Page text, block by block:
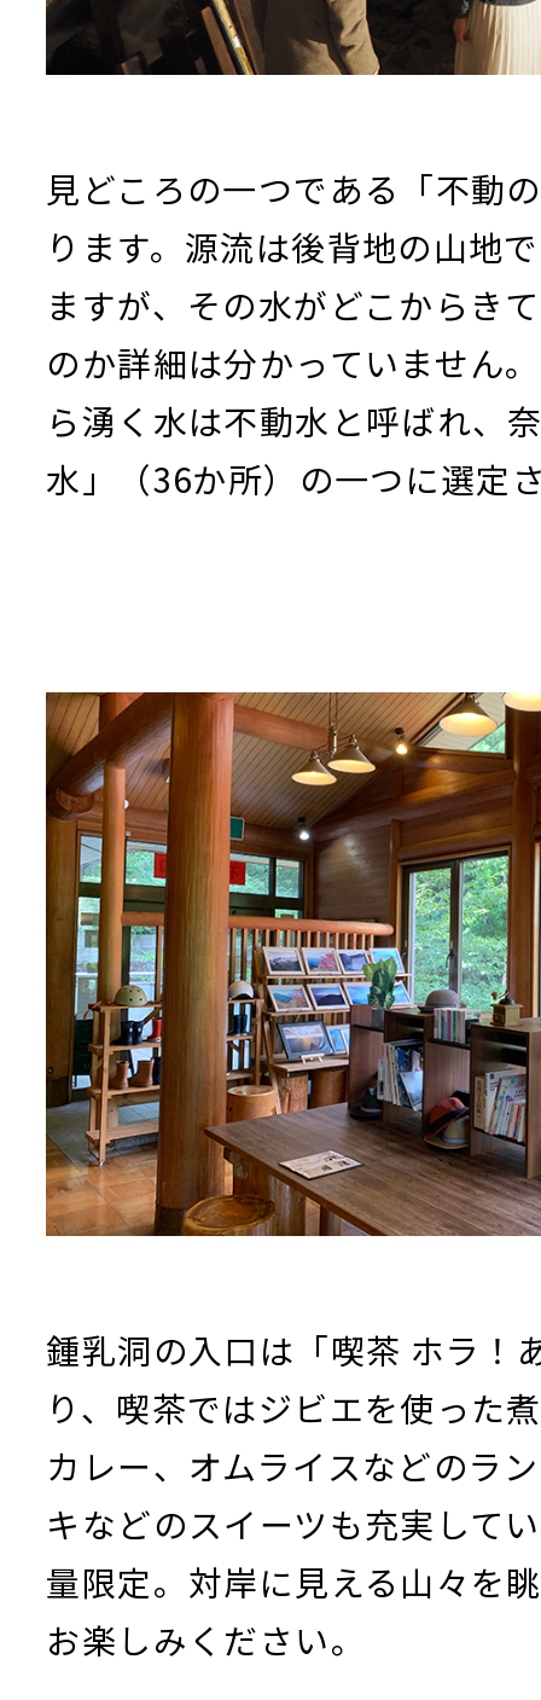
見どころの一つである「不動
ります。源流は後背地の山地
ますが、その水がどこからき
のか詳細は分かっていません
ら湧く水は不動水と呼ばれ、
水」（36か所）の一つに選定
鍾乳洞の入口は「喫茶 ホラ！
り、喫茶ではジビエを使った
カレー、オムライスなどのラ
キなどのスイーツも充実して
量限定。対岸に見える山々を
お楽しみください。